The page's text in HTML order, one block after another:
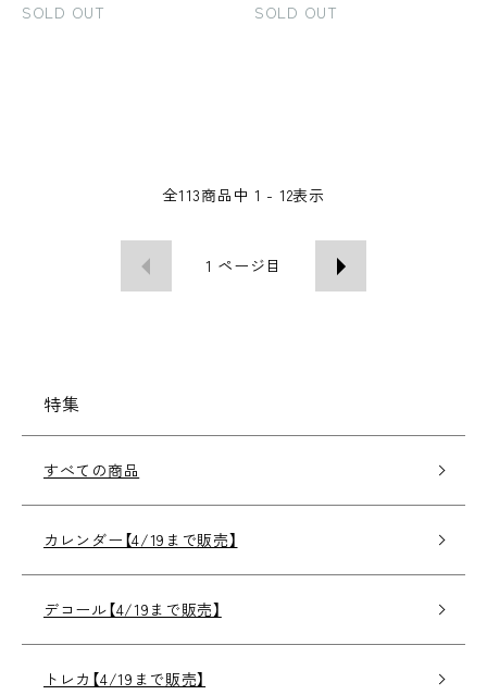
SOLD OUT
SOLD OUT
全113商品中 1 - 12表示
1 ページ目
特集
すべての商品
カレンダー【4/19まで販売】
デコール【4/19まで販売】
トレカ【4/19まで販売】